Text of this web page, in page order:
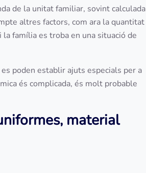
de la unitat familiar, sovint calculada
altres factors, com ara la quantitat
família es troba en una situació de
poden establir ajuts especials per a
és complicada, és molt probable
material